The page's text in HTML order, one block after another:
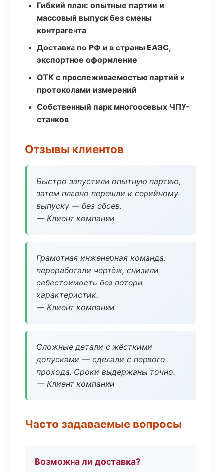
Гибкий план: опытные партии и
массовый выпуск без смены
контрагента
Доставка по РФ и в страны ЕАЭС,
экспортное оформление
ОТК с прослеживаемостью партий и
протоколами измерений
Собственный парк многоосевых ЧПУ-
станков
Отзывы клиентов
Быстро запустили опытную партию,
затем плавно перешли к серийному
выпуску — без сбоев.
— Клиент компании
Грамотная инженерная команда:
переработали чертёж, снизили
себестоимость без потери
характеристик.
— Клиент компании
Сложные детали с жёсткими
допусками — сделали с первого
прохода. Сроки выдержаны точно.
— Клиент компании
Часто задаваемые вопросы
Возможна ли доставка?